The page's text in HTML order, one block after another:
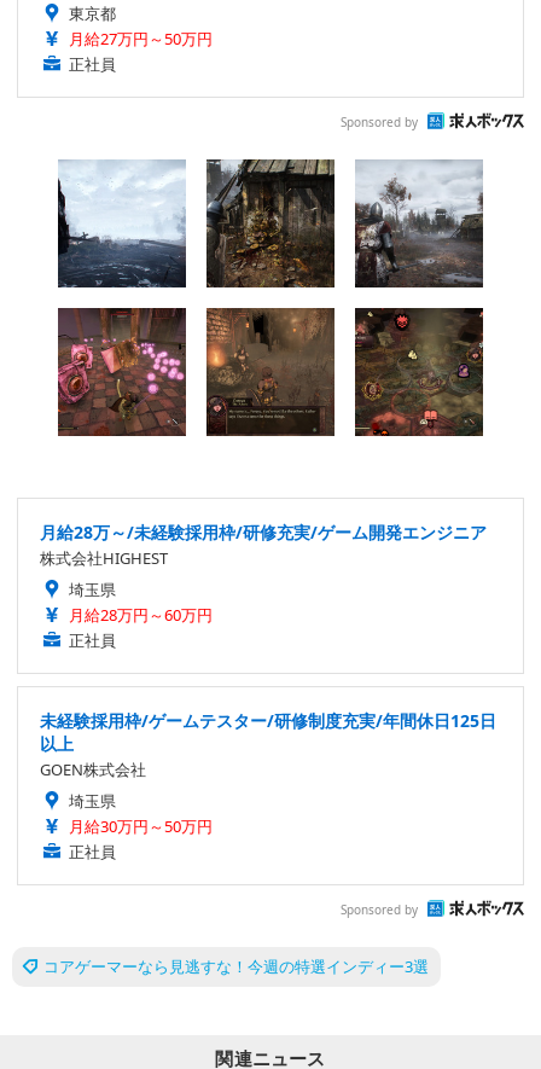
東京都
月給27万円～50万円
正社員
Sponsored by
月給28万～/未経験採用枠/研修充実/ゲーム開発エンジニア
株式会社HIGHEST
埼玉県
月給28万円～60万円
正社員
未経験採用枠/ゲームテスター/研修制度充実/年間休日125日
以上
GOEN株式会社
埼玉県
月給30万円～50万円
正社員
Sponsored by
コアゲーマーなら見逃すな！今週の特選インディー3選
関連ニュース